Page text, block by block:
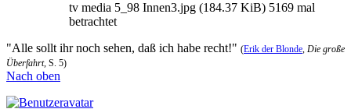
tv media 5_98 Innen3.jpg (184.37 KiB) 5169 mal
betrachtet
"Alle sollt ihr noch sehen, daß ich habe recht!" (Erik der Blonde, Die große
Überfahrt, S. 5)
Nach oben